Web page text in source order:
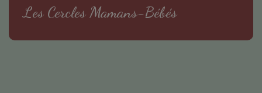
Les Cercles Mamans-Bébés